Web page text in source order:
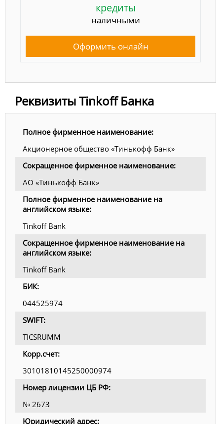
кредиты
наличными
Оформить онлайн
Реквизиты Tinkoff Банка
Полное фирменное наименование:
Акционерное общество «Тинькофф Банк»
Сокращенное фирменное наименование:
АО «Тинькофф Банк»
Полное фирменное наименование на
английском языке:
Tinkoff Bank
Сокращенное фирменное наименование на
английском языке:
Tinkoff Bank
БИК:
044525974
SWIFT:
TICSRUMM
Корр.счет:
30101810145250000974
Номер лицензии ЦБ РФ:
№ 2673
Юридический адрес: